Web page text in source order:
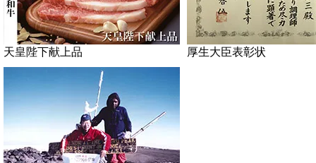
天皇陛下献上品 厚生大臣表彰状